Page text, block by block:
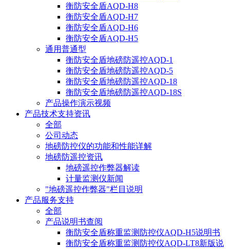
衡防安全盾AQD-H8
衡防安全盾AQD-H7
衡防安全盾AQD-H6
衡防安全盾AQD-H5
通用普通型
衡防安全盾地磅防遥控AQD-1
衡防安全盾地磅防遥控AQD-5
衡防安全盾地磅防遥控AQD-18
衡防安全盾地磅防遥控AQD-18S
产品操作演示视频
产品技术支持资讯
全部
公司动态
地磅防控仪的功能和性能详解
地磅防遥控资讯
地磅遥控作弊器解读
计量监测仪新闻
"地磅遥控作弊器"栏目说明
产品服务支持
全部
产品说明书查阅
衡防安全盾称重监测防控仪AQD-H5说明书
衡防安全盾称重监测防控仪AQD-LT8新版说